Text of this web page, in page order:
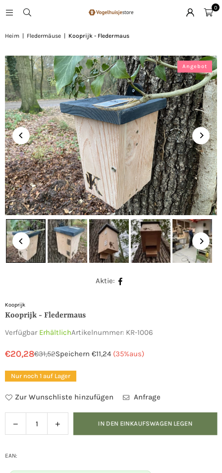
0
Heim Fledermäuse Kooprijk - Fledermaus
Angebot
Aktie:
Kooprijk
Kooprijk - Fledermaus
Verfügbar ErhältlichArtikelnummer: KR-1006
Normaler
Preis
€20,28€31,52Speichern €11,24 (35%aus)
Nur noch 1 auf Lager
Zur Wunschliste hinzufügen Anfrage
Verringern
Sie
Menge
für
IN DEN EINKAUFSWAGEN LEGEN
EAN: